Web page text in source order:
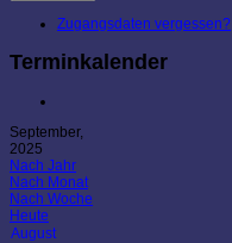
Zugangsdaten vergessen?
Terminkalender
September,
2025
Nach Jahr
Nach Monat
Nach Woche
Heute
August